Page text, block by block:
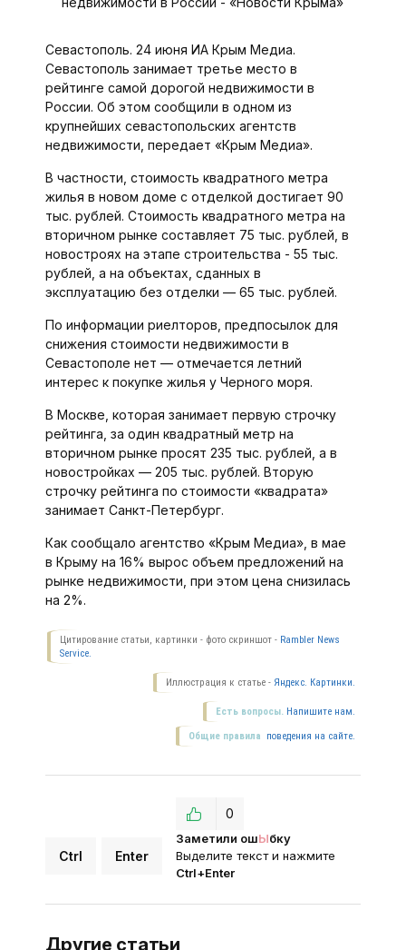
Севастополь. 24 июня ИА Крым Медиа.
Севастополь занимает третье место в
рейтинге самой дорогой недвижимости в
России. Об этом сообщили в одном из
крупнейших севастопольских агентств
недвижимости, передает «Крым Медиа».
В частности, стоимость квадратного метра
жилья в новом доме с отделкой достигает 90
тыс. рублей. Стоимость квадратного метра на
вторичном рынке составляет 75 тыс. рублей, в
новостроях на этапе строительства - 55 тыс.
рублей, а на объектах, сданных в
эксплуатацию без отделки — 65 тыс. рублей.
По информации риелторов, предпосылок для
снижения стоимости недвижимости в
Севастополе нет — отмечается летний
интерес к покупке жилья у Черного моря.
В Москве, которая занимает первую строчку
рейтинга, за один квадратный метр на
вторичном рынке просят 235 тыс. рублей, а в
новостройках — 205 тыс. рублей. Вторую
строчку рейтинга по стоимости «квадрата»
занимает Санкт-Петербург.
Как сообщало агентство «Крым Медиа», в мае
в Крыму на 16% вырос объем предложений на
рынке недвижимости, при этом цена снизилась
на 2%.
Цитирование статьи, картинки - фото скриншот - Rambler News
Service.
Иллюстрация к статье - Яндекс. Картинки.
Есть вопросы. Напишите нам.
Общие правила поведения на сайте.
Ctrl Enter
Заметили ошЫбку
Выделите текст и нажмите
Ctrl+Enter
0
Другие статьи